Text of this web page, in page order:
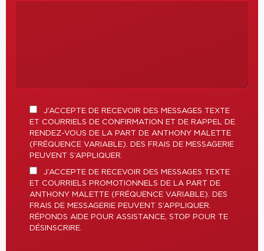
J’ACCEPTE DE RECEVOIR DES MESSAGES TEXTE
ET COURRIELS DE CONFIRMATION ET DE RAPPEL DE
RENDEZ-VOUS DE LA PART DE ANTHONY MALETTE
(FRÉQUENCE VARIABLE). DES FRAIS DE MESSAGERIE
PEUVENT S’APPLIQUER.
J’ACCEPTE DE RECEVOIR DES MESSAGES TEXTE
ET COURRIELS PROMOTIONNELS DE LA PART DE
ANTHONY MALETTE (FRÉQUENCE VARIABLE). DES
FRAIS DE MESSAGERIE PEUVENT S’APPLIQUER.
RÉPONDS AIDE POUR ASSISTANCE, STOP POUR TE
DÉSINSCRIRE.